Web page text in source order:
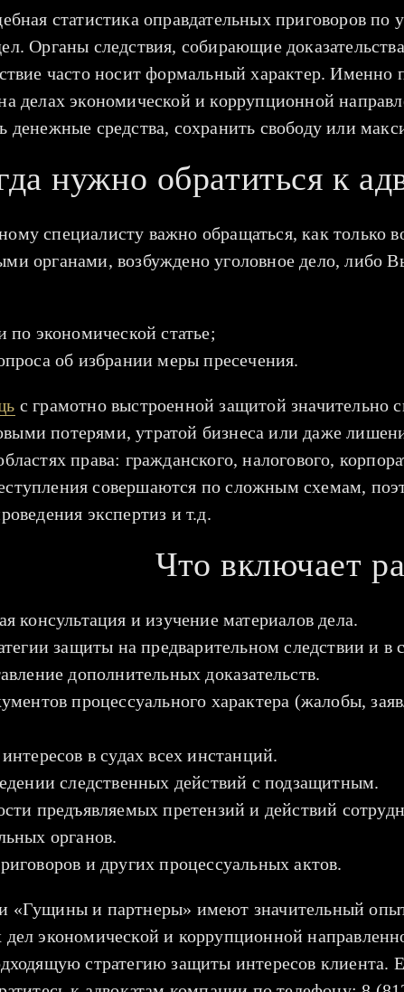
статистика оправдательных приговоров
Органы следствия, собирающие
часто носит формальный характер.
делах экономической и коррупционной
денежные средства, сохранить свободу или
нужно обратиться к
специалисту важно обращаться, как только
органами, возбуждено уголовное дело, либо
по экономической статье;
об избрании меры пресечения.
с грамотно выстроенной защитой значительно
потерями, утратой бизнеса или даже
права: гражданского, налогового,
совершаются по сложным схемам,
экспертиз и т.д.
Что включает
консультация и изучение материалов дела.
защиты на предварительном следствии и в
дополнительных доказательств.
процессуального характера (жалобы,
в судах всех инстанций.
следственных действий с подзащитным.
предъявляемых претензий и действий
органов.
и других процессуальных актов.
«Гущины и партнеры» имеют значительный
дел экономической и коррупционной
стратегию защиты интересов клиента.